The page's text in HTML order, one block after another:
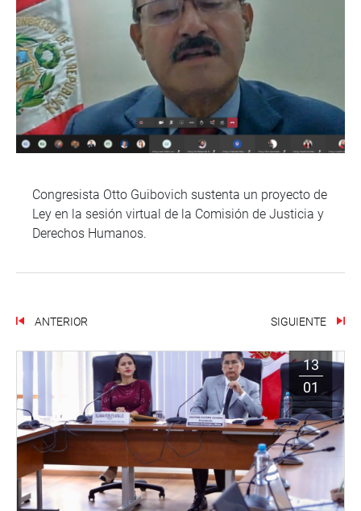
Congresista Otto Guibovich sustenta un proyecto de
Ley en la sesión virtual de la Comisión de Justicia y
Derechos Humanos.
ANTERIOR SIGUIENTE
13
01